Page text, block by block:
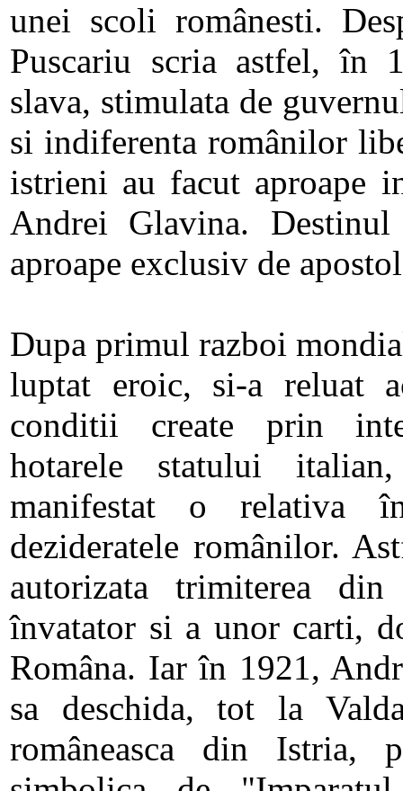
unei scoli românesti.
Puscariu scria astfel, în
slava, stimulata de
si indiferenta românilor
istrieni au facut aproape
Andrei Glavina.
aproape exclusiv de
Dupa primul razboi
luptat eroic, si-a reluat
conditii create prin
hotarele statului
manifestat o relativa
dezideratele românilor.
autorizata trimiterea
învatator si a unor carti,
Româna. Iar în 1921,
sa deschida, tot la
româneasca din Istria,